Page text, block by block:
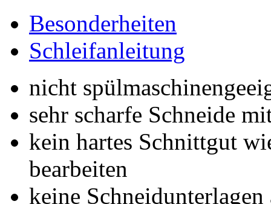
Besonderheiten
Schleifanleitung
nicht
sehr scharfe Schneide
kein hartes Schnittgut
bearbeiten
keine